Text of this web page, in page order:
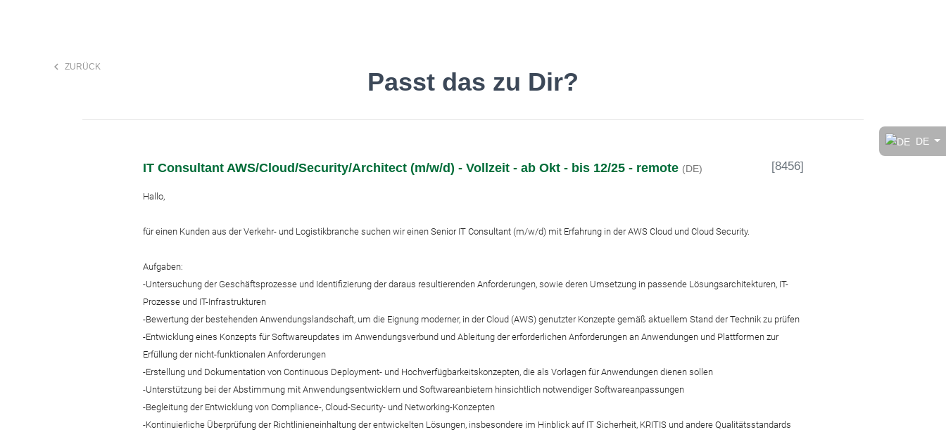
DE
Finde den Job, der Dir gefällt!
keyboard_arrow_left ZURÜCK
Passt das zu Dir?
IT Consultant AWS/Cloud/Security/Architect (m/w/d) - Vollzeit - ab Okt - bis 12/25 - remote (DE) [8456]
Hallo,
für einen Kunden aus der Verkehr- und Logistikbranche suchen wir einen Senior IT Consultant (m/w/d) mit Erfahrung in der AWS Cloud und Cloud Security.
Aufgaben:
-Untersuchung der Geschäftsprozesse und Identifizierung der daraus resultierenden Anforderungen, sowie deren Umsetzung in passende Lösungsarchitekturen, IT-
Prozesse und IT-Infrastrukturen
-Bewertung der bestehenden Anwendungslandschaft, um die Eignung moderner, in der Cloud (AWS) genutzter Konzepte gemäß aktuellem Stand der Technik zu prüfen
-Entwicklung eines Konzepts für Softwareupdates im Anwendungsverbund und Ableitung der erforderlichen Anforderungen an Anwendungen und Plattformen zur
Erfüllung der nicht-funktionalen Anforderungen
-Erstellung und Dokumentation von Continuous Deployment- und Hochverfügbarkeitskonzepten, die als Vorlagen für Anwendungen dienen sollen
-Unterstützung bei der Abstimmung mit Anwendungsentwicklern und Softwareanbietern hinsichtlich notwendiger Softwareanpassungen
-Begleitung der Entwicklung von Compliance-, Cloud-Security- und Networking-Konzepten
-Kontinuierliche Überprüfung der Richtlinieneinhaltung der entwickelten Lösungen, insbesondere im Hinblick auf IT Sicherheit, KRITIS und andere Qualitätsstandards